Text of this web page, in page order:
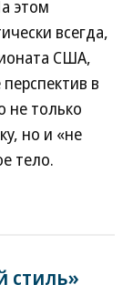
этом
всегда,
США,
в
не только
но и «не
тело.
стиль»